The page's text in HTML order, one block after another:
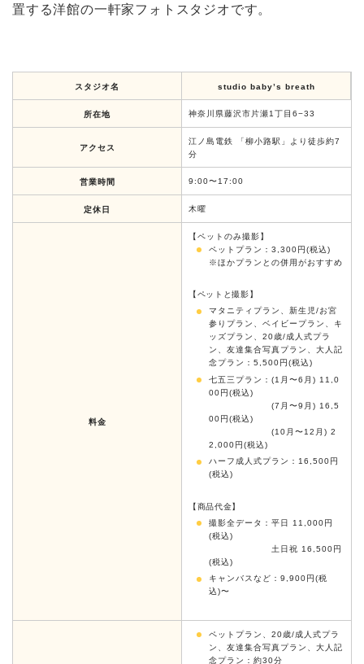
置する洋館の一軒家フォトスタジオです。
スタジオ名 studio baby’s breath
所在地 神奈川県藤沢市片瀬1丁目6−33
アクセス
江ノ島電鉄 「柳小路駅」より徒歩約7
分
営業時間 9:00〜17:00
定休日 木曜
料金
【ペットのみ撮影】
ペットプラン：3,300円(税込)
※ほかプランとの併用がおすすめ
【ペットと撮影】
マタニティプラン、新生児/お宮
参りプラン、ベイビープラン、キ
ッズプラン、20歳/成人式プラ
ン、友達集合写真プラン、大人記
念プラン：5,500円(税込)
七五三プラン：(1月〜6月) 11,0
00円(税込)
(7月〜9月) 16,5
00円(税込)
(10月〜12月) 2
2,000円(税込)
ハーフ成人式プラン：16,500円
(税込)
【商品代金】
撮影全データ：平日 11,000円
(税込)
土日祝 16,500円
(税込)
キャンバスなど：9,900円(税
込)〜
ペットプラン、20歳/成人式プラ
ン、友達集合写真プラン、大人記
念プラン：約30分